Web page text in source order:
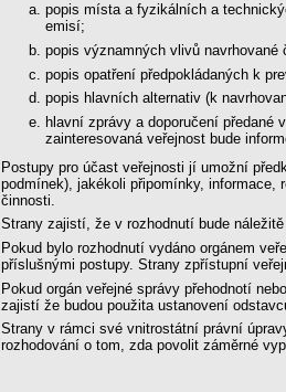
popis místa a fyzikálních a
emisí;
popis významných vlivů
popis opatření předpokládaných k
popis hlavních alternativ (k
hlavní zprávy a doporučení předané
zainteresovaná veřejnost bude
Postupy pro účast veřejnosti jí umožní
podmínek), jakékoli připomínky, informace,
činnosti.
Strany zajistí, že v rozhodnutí bude
Pokud bylo rozhodnutí vydáno orgánem
příslušnými postupy. Strany zpřístupní
Pokud orgán veřejné správy přehodnotí
zajistí že budou použita ustanovení
Strany v rámci své vnitrostátní právní
rozhodování o tom, zda povolit záměrné